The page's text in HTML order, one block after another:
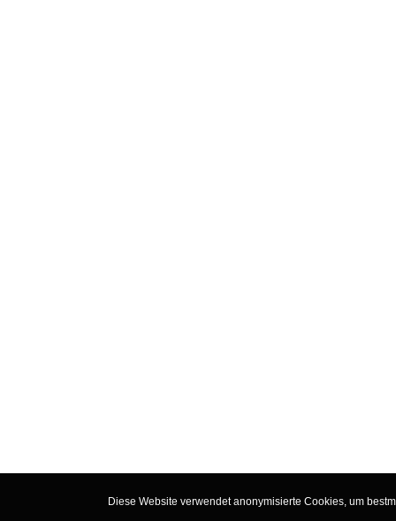
Diese Website verwendet anonymisierte Cookies, um